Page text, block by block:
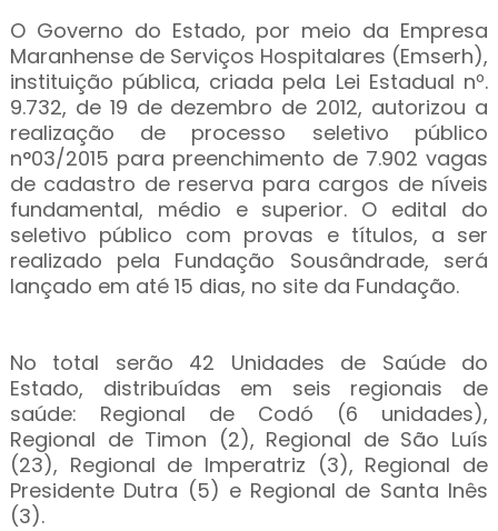
O Governo do Estado, por meio da Empresa
Maranhense de Serviços Hospitalares (Emserh),
instituição pública, criada pela Lei Estadual nº.
9.732, de 19 de dezembro de 2012, autorizou a
realização de processo seletivo público
n°03/2015 para preenchimento de 7.902 vagas
de cadastro de reserva para cargos de níveis
fundamental, médio e superior. O edital do
seletivo público com provas e títulos, a ser
realizado pela Fundação Sousândrade, será
lançado em até 15 dias, no site da Fundação.
No total serão 42 Unidades de Saúde do
Estado, distribuídas em seis regionais de
saúde: Regional de Codó (6 unidades),
Regional de Timon (2), Regional de São Luís
(23), Regional de Imperatriz (3), Regional de
Presidente Dutra (5) e Regional de Santa Inês
(3).